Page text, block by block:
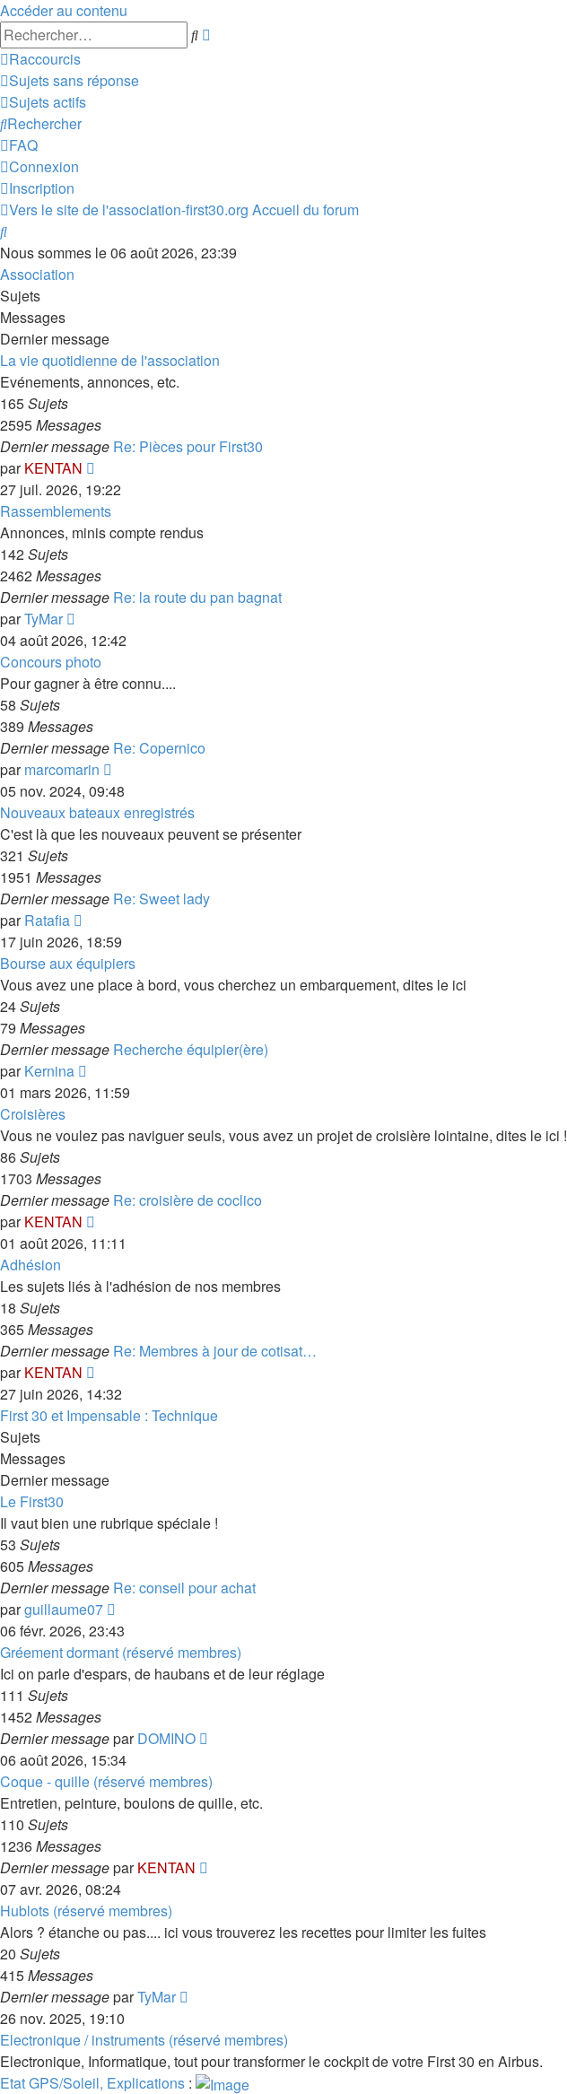
Accéder au contenu
Rechercher
Raccourcis
Sujets sans réponse
Sujets actifs
Rechercher
FAQ
Connexion
Inscription
Vers le site de l'association-first30.org Accueil du forum
Rechercher
Nous sommes le 06 août 2026, 23:39
Association
Sujets
Messages
Dernier message
La vie quotidienne de l'association
Evénements, annonces, etc.
165Sujets
2595Messages
Dernier message Re: Pièces pour First30
parKENTAN
le
dernier
message
27 juil. 2026, 19:22
Rassemblements
Annonces, minis compte rendus
142Sujets
2462Messages
Dernier message Re: la route du pan bagnat
parTyMar
le
dernier
message
04 août 2026, 12:42
Concours photo
Pour gagner à être connu....
58 Sujets
389 Messages
Dernier message Re: Copernico
parmarcomarin
le
dernier
message
05 nov. 2024, 09:48
Nouveaux bateaux enregistrés
C'est là que les nouveaux peuvent se présenter
321 Sujets
1951 Messages
Dernier message Re: Sweet lady
parRatafia
le
dernier
message
17 juin 2026, 18:59
Bourse aux équipiers
Vous avez une place à bord, vous cherchez un embarquement, dites le ici
24Sujets
79 Messages
Dernier message Recherche équipier(ère)
parKernina
le
message
01 mars 2026, 11:59
Croisières
Vous ne voulez pas naviguer seuls, vous avez un projet de croisière lointaine, dites le ici !
86Sujets
1703 Messages
Dernier message Re: croisière de coclico
parKENTAN
le
message
01 août 2026, 11:11
Adhésion
Les sujets liés à l'adhésion de nos membres
18 Sujets
365Messages
Dernier message Re: Membres à jour de cotisat…
parKENTAN
le
dernier
27 juin 2026, 14:32
First 30 et Impensable : Technique
Sujets
Messages
Dernier message
Le First30
Il vaut bien une rubrique spéciale !
53 Sujets
605Messages
Dernier message Re: conseil pour achat
parguillaume07
le
dernier
message
06 févr. 2026, 23:43
Gréement dormant (réservé membres)
Ici on parle d'espars, de haubans et de leur réglage
111 Sujets
1452Messages
Dernier messageparDOMINO
dernier
message
06 août 2026, 15:34
Coque - quille (réservé membres)
Entretien, peinture, boulons de quille, etc.
110 Sujets
1236Messages
Dernier messageparKENTAN
message
07 avr. 2026, 08:24
Hublots (réservé membres)
Alors ? étanche ou pas.... ici vous trouverez les recettes pour limiter les fuites
20 Sujets
415Messages
Dernier messageparTyMar
dernier
message
26 nov. 2025, 19:10
Electronique / instruments (réservé membres)
Electronique, Informatique, tout pour transformer le cockpit de votre First 30 en Airbus.
Etat GPS/Soleil, Explications :